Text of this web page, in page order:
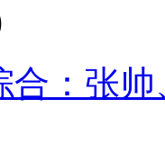
合：张